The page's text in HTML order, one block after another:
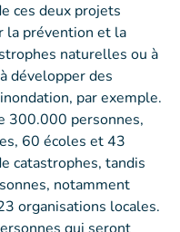
ces deux projets
la prévention et la
naturelles ou à
développer des
par exemple.
300.000 personnes,
60 écoles et 43
catastrophes, tandis
notamment
organisations locales.